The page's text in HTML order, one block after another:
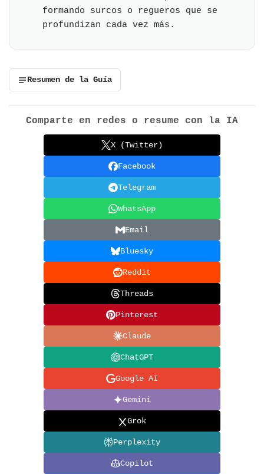
formando surcos o regueros que se
profundizan cada vez más.
Resumen de la Guía
Comparte en redes o resume con la IA
X (Twitter)
Facebook
Telegram
WhatsApp
Email
Bluesky
Reddit
Threads
Pinterest
Claude
ChatGPT
Google AI
Gemini
Grok
Perplexity
Copilot